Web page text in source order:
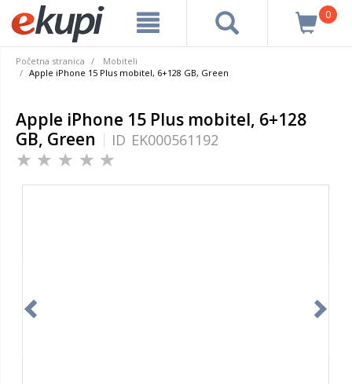
0
Početna stranica
Mobiteli
Apple iPhone 15 Plus mobitel, 6+128 GB, Green
Apple iPhone 15 Plus mobitel, 6+128
GB, Green
ID EK000561192